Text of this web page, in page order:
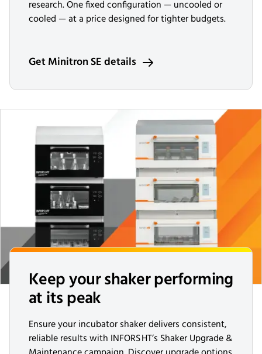
research. One fixed configuration — uncooled or
cooled — at a price designed for tighter budgets.
Get Minitron SE details
Keep your shaker performing
at its peak
Ensure your incubator shaker delivers consistent,
reliable results with INFORS HT’s Shaker Upgrade &